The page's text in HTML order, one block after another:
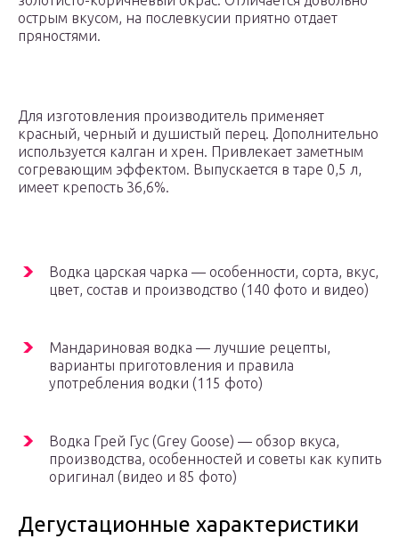
острым вкусом, на послевкусии приятно отдает
пряностями.
Для изготовления производитель применяет
красный, черный и душистый перец. Дополнительно
используется калган и хрен. Привлекает заметным
согревающим эффектом. Выпускается в таре 0,5 л,
имеет крепость 36,6%.
Boдка царская чарка — особенности, сорта, вкус,
цвет, состав и производство (140 фото и видео)
Мандариновая водка — лучшие рецепты,
варианты приготовления и правила
употребления водки (115 фото)
Водка Грей Гус (Grey Goose) — обзор вкуса,
производства, особенностей и советы как купить
оригинал (видео и 85 фото)
Дегустационные характеристики